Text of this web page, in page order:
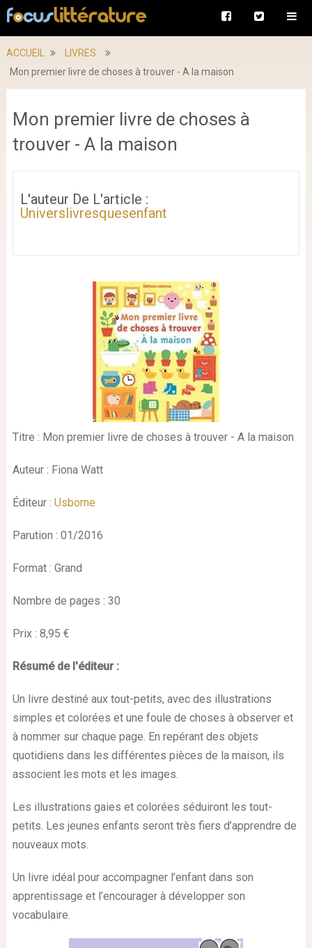
ACCUEIL
LIVRES
Mon premier livre de choses à trouver - A la maison
Mon premier livre de choses à
trouver - A la maison
L'auteur De L'article :
Universlivresquesenfant
Titre : Mon premier livre de choses à trouver - A la maison
Auteur : Fiona Watt
Éditeur : Usborne
Parution : 01/2016
Format : Grand
Nombre de pages : 30
Prix : 8,95 €
Résumé de l'éditeur :
Un livre destiné aux tout-petits, avec des illustrations
simples et colorées et une foule de choses à observer et
à nommer sur chaque page. En repérant des objets
quotidiens dans les différentes pièces de la maison, ils
associent les mots et les images.
Les illustrations gaies et colorées séduiront les tout-
petits. Les jeunes enfants seront très fiers d’apprendre de
nouveaux mots.
Un livre idéal pour accompagner l’enfant dans son
apprentissage et l’encourager à développer son
vocabulaire.